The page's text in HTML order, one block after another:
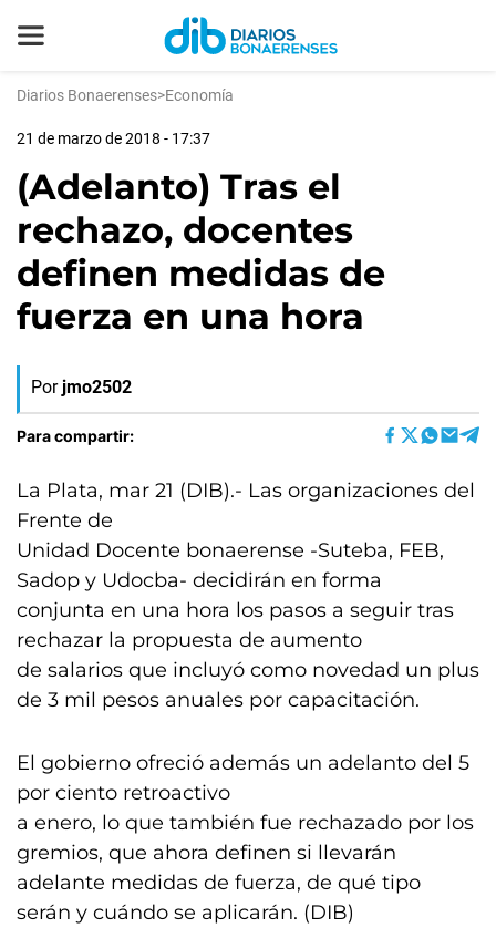
Diarios Bonaerenses>Economía
21 de marzo de 2018 - 17:37
(Adelanto) Tras el
rechazo, docentes
definen medidas de
fuerza en una hora
Por jmo2502
Para compartir:
La Plata, mar 21 (DIB).- Las organizaciones del
Frente de
Unidad Docente bonaerense -Suteba, FEB,
Sadop y Udocba- decidirán en forma
conjunta en una hora los pasos a seguir tras
rechazar la propuesta de aumento
de salarios que incluyó como novedad un plus
de 3 mil pesos anuales por capacitación.
El gobierno ofreció además un adelanto del 5
por ciento retroactivo
a enero, lo que también fue rechazado por los
gremios, que ahora definen si llevarán
adelante medidas de fuerza, de qué tipo
serán y cuándo se aplicarán. (DIB)